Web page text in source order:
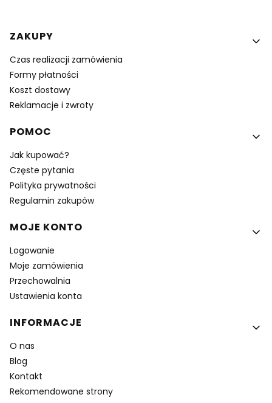
Linki w stopce
ZAKUPY
Czas realizacji zamówienia
Formy płatności
Koszt dostawy
Reklamacje i zwroty
POMOC
Jak kupować?
Częste pytania
Polityka prywatności
Regulamin zakupów
MOJE KONTO
Logowanie
Moje zamówienia
Przechowalnia
Ustawienia konta
INFORMACJE
O nas
Blog
Kontakt
Rekomendowane strony